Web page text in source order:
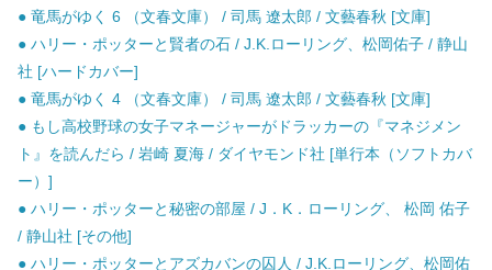
● 竜馬がゆく 6 （文春文庫） / 司馬 遼太郎 / 文藝春秋 [文庫]
● ハリー・ポッターと賢者の石 / J.K.ローリング、松岡佑子 / 静山
社 [ハードカバー]
● 竜馬がゆく 4 （文春文庫） / 司馬 遼太郎 / 文藝春秋 [文庫]
● もし高校野球の女子マネージャーがドラッカーの『マネジメン
ト』を読んだら / 岩崎 夏海 / ダイヤモンド社 [単行本（ソフトカバ
ー）]
● ハリー・ポッターと秘密の部屋 / J．K．ローリング、 松岡 佑子
/ 静山社 [その他]
● ハリー・ポッターとアズカバンの囚人 / J.K.ローリング、松岡佑